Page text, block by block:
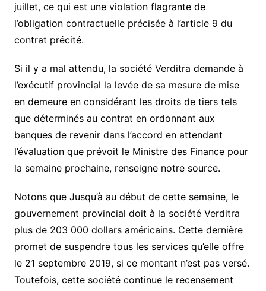
juillet, ce qui est une violation flagrante de
l’obligation contractuelle précisée à l’article 9 du
contrat précité.
Si il y a mal attendu, la société Verditra demande à
l’exécutif provincial la levée de sa mesure de mise
en demeure en considérant les droits de tiers tels
que déterminés au contrat en ordonnant aux
banques de revenir dans l’accord en attendant
l’évaluation que prévoit le Ministre des Finance pour
la semaine prochaine, renseigne notre source.
Notons que Jusqu’à au début de cette semaine, le
gouvernement provincial doit à la société Verditra
plus de 203 000 dollars américains. Cette dernière
promet de suspendre tous les services qu’elle offre
le 21 septembre 2019, si ce montant n’est pas versé.
Toutefois, cette société continue le recensement